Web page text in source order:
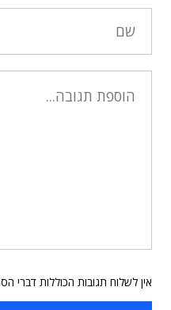
אין לשלוח תגובות הכוללות דברי